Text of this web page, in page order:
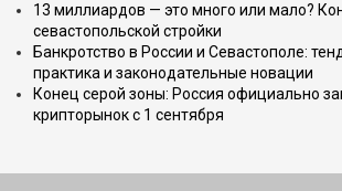
13 миллиардов — это много или мало?
севастопольской стройки
Банкротство в России и Севастополе:
практика и законодательные новации
Конец серой зоны: Россия официально
крипторынок с 1 сентября